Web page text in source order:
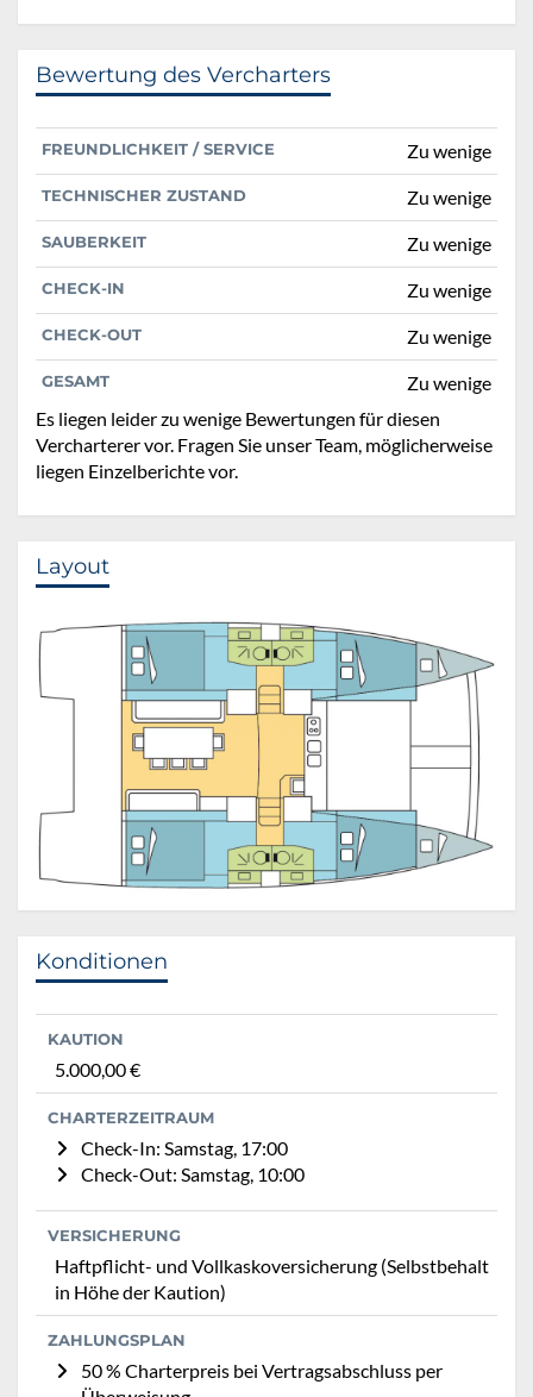
Bewertung des Vercharters
FREUNDLICHKEIT / SERVICE Zu wenige
TECHNISCHER ZUSTAND Zu wenige
SAUBERKEIT Zu wenige
CHECK-IN Zu wenige
CHECK-OUT Zu wenige
GESAMT
Zu wenige
Es liegen leider zu wenige Bewertungen für diesen
Vercharterer vor. Fragen Sie unser Team, möglicherweise
liegen Einzelberichte vor.
Layout
Konditionen
KAUTION
5.000,00 €
CHARTERZEITRAUM
Check-In: Samstag, 17:00
Check-Out: Samstag, 10:00
VERSICHERUNG
Haftpflicht- und Vollkaskoversicherung (Selbstbehalt
in Höhe der Kaution)
ZAHLUNGSPLAN
50 % Charterpreis bei Vertragsabschluss per